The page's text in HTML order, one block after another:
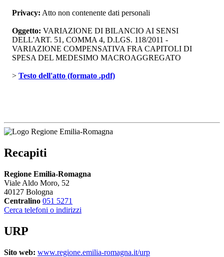
Privacy: Atto non contenente dati personali
Oggetto: VARIAZIONE DI BILANCIO AI SENSI
DELL'ART. 51, COMMA 4, D.LGS. 118/2011 -
VARIAZIONE COMPENSATIVA FRA CAPITOLI DI
SPESA DEL MEDESIMO MACROAGGREGATO
> Testo dell'atto (formato .pdf)
Recapiti
Regione Emilia-Romagna
Viale Aldo Moro, 52
40127 Bologna
Centralino 051 5271
Cerca telefoni o indirizzi
URP
Sito web: www.regione.emilia-romagna.it/urp